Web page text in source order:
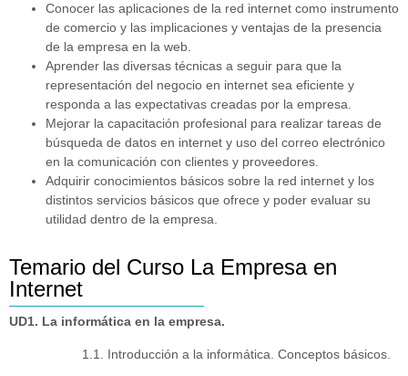
Conocer las aplicaciones de la red internet como instrumento
de comercio y las implicaciones y ventajas de la presencia
de la empresa en la web.
Aprender las diversas técnicas a seguir para que la
representación del negocio en internet sea eficiente y
responda a las expectativas creadas por la empresa.
Mejorar la capacitación profesional para realizar tareas de
búsqueda de datos en internet y uso del correo electrónico
en la comunicación con clientes y proveedores.
Adquirir conocimientos básicos sobre la red internet y los
distintos servicios básicos que ofrece y poder evaluar su
utilidad dentro de la empresa.
Temario del Curso La Empresa en
Internet
UD1. La informática en la empresa.
1.1. Introducción a la informática. Conceptos básicos.